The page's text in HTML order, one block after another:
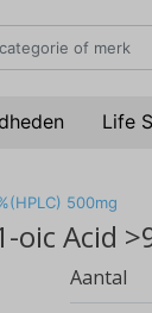
Life
500mg
Acid
Aantal